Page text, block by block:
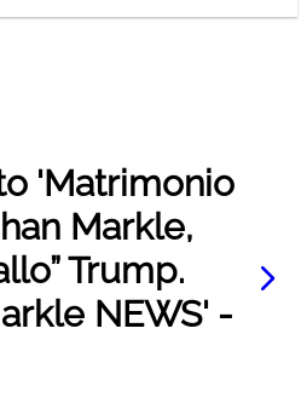
'Matrimonio
Markle,
Trump.
NEWS' -